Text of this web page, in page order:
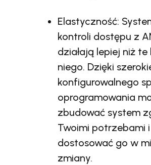
Elastyczność:
kontroli dostępu z
działają lepiej niż te
niego. Dzięki
konfigurowalnego
oprogramowania
zbudować system
Twoimi potrzebami i
dostosować go w
zmiany.